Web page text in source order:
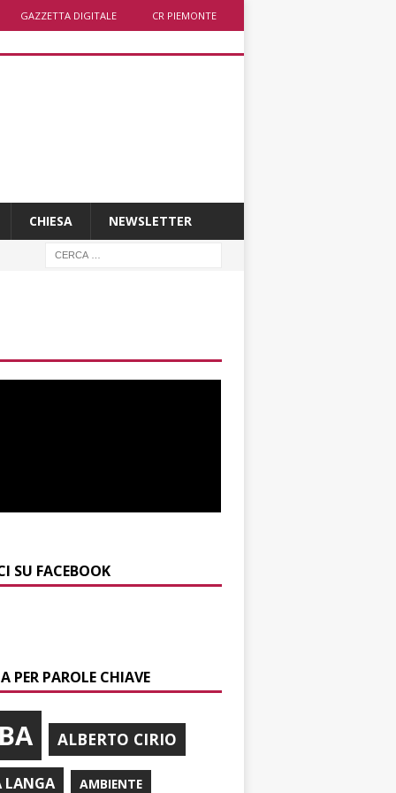
GAZZETTA DIGITALE CR PIEMONTE
CHIESA NEWSLETTER
SU FACEBOOK
PER PAROLE CHIAVE
ALBERTO CIRIO
LANGA AMBIENTE